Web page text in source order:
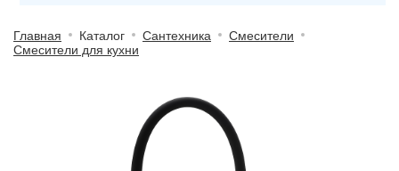
Главная Каталог Сантехника
Смесители
Смесители для кухни